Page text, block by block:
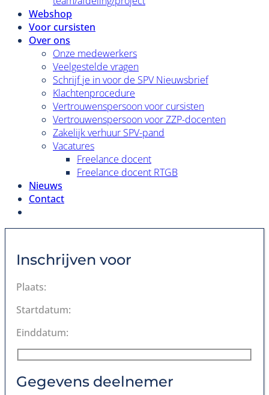
Webshop
Voor cursisten
Over ons
Onze medewerkers
Veelgestelde vragen
Schrijf je in voor de SPV Nieuwsbrief
Klachtenprocedure
Vertrouwenspersoon voor cursisten
Vertrouwenspersoon voor ZZP-docenten
Zakelijk verhuur SPV-pand
Vacatures
Freelance docent
Freelance docent RTGB
Nieuws
Contact
Inschrijven voor
Plaats:
Startdatum:
Einddatum:
Gegevens deelnemer